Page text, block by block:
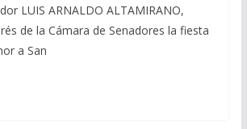
LUIS ARNALDO ALTAMIRANO,
de la Cámara de Senadores la fiesta
a San